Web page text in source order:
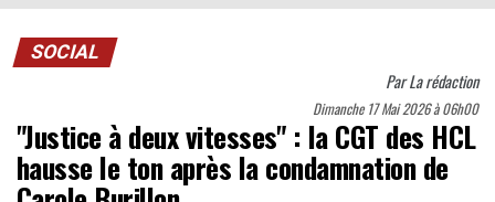
SOCIAL
ParLa rédaction
Dimanche 17 Mai 2026 à 06h00
"Justice à deux vitesses" : la CGT des HCL
hausse le ton après la condamnation de